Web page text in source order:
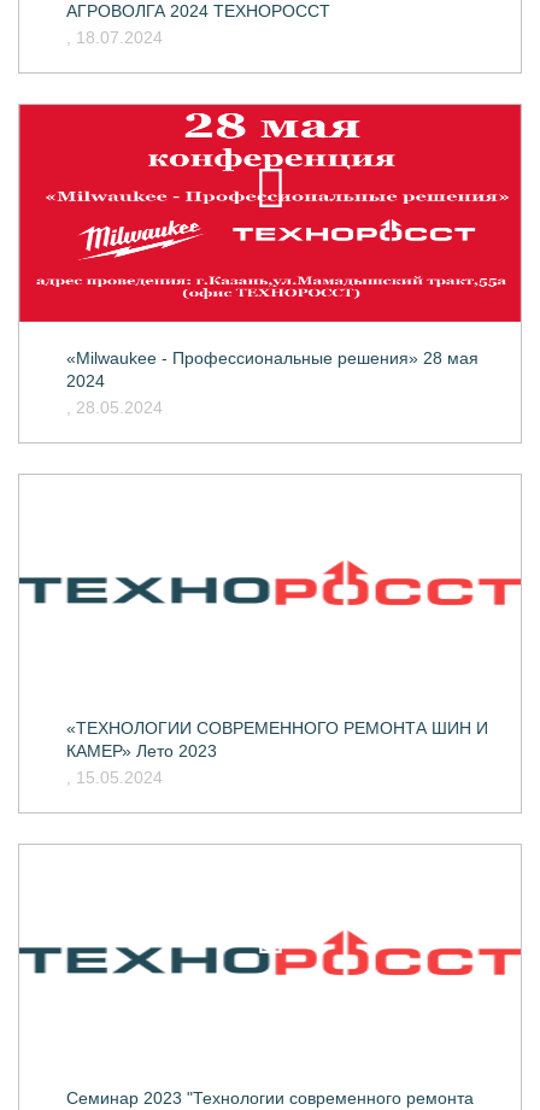
АГРОВОЛГА 2024 ТЕХНОРОССТ
, 18.07.2024
«Milwaukee - Профессиональные решения» 28 мая
2024
, 28.05.2024
«ТЕХНОЛОГИИ СОВРЕМЕННОГО РЕМОНТА ШИН И
КАМЕР» Лето 2023
, 15.05.2024
Семинар 2023 "Технологии современного ремонта